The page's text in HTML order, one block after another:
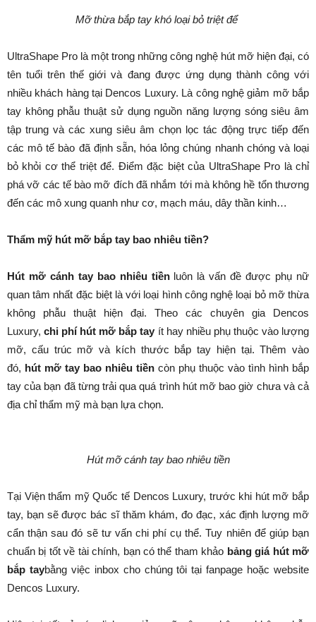
Mỡ thừa bắp tay khó loại bỏ triệt để
UltraShape Pro là một trong những công nghệ hút mỡ hiện đại, có
tên tuổi trên thế giới và đang được ứng dụng thành công với
nhiều khách hàng tại Dencos Luxury. Là công nghệ giảm mỡ bắp
tay không phẫu thuật sử dụng nguồn năng lượng sóng siêu âm
tập trung và các xung siêu âm chọn lọc tác động trực tiếp đến
các mô tế bào đã định sẵn, hóa lỏng chúng nhanh chóng và loại
bỏ khỏi cơ thể triệt để. Điểm đặc biệt của UltraShape Pro là chỉ
phá vỡ các tế bào mỡ đích đã nhắm tới mà không hề tổn thương
đến các mô xung quanh như cơ, mạch máu, dây thần kinh…
Thẩm mỹ hút mỡ bắp tay bao nhiêu tiền?
Hút mỡ cánh tay bao nhiêu tiền luôn là vấn đề được phụ nữ
quan tâm nhất đặc biệt là với loại hình công nghệ loại bỏ mỡ thừa
không phẫu thuật hiện đại. Theo các chuyên gia Dencos
Luxury,chi phí hút mỡ bắp tay ít hay nhiều phụ thuộc vào lượng
mỡ, cấu trúc mỡ và kích thước bắp tay hiện tại. Thêm vào
đó, hút mỡ tay bao nhiêu tiền còn phụ thuộc vào tình hình bắp
tay của bạn đã từng trải qua quá trình hút mỡ bao giờ chưa và cả
địa chỉ thẩm mỹ mà bạn lựa chọn.
Hút mỡ cánh tay bao nhiêu tiền
Tại Viện thẩm mỹ Quốc tế Dencos Luxury, trước khi hút mỡ bắp
tay, bạn sẽ được bác sĩ thăm khám, đo đạc, xác định lượng mỡ
cẩn thận sau đó sẽ tư vấn chi phí cụ thể. Tuy nhiên để giúp bạn
chuẩn bị tốt về tài chính, bạn có thể tham khảo bảng giá hút mỡ
bắp taybằng việc inbox cho chúng tôi tại fanpage hoặc website
Dencos Luxury.